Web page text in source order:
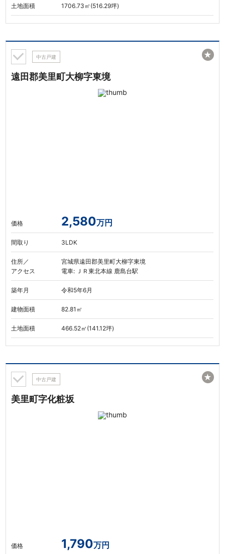
土地面積 1706.73㎡(516.29坪)
中古戸建
遠田郡美里町大柳字東境
価格 2,580万円
間取り 3LDK
住所／
アクセス
宮城県遠田郡美里町大柳字東境
電車: ＪＲ東北本線 鹿島台駅
築年月 令和5年6月
建物面積 82.81㎡
土地面積 466.52㎡(141.12坪)
★
中古戸建
美里町字化粧坂
価格 1,790万円
★